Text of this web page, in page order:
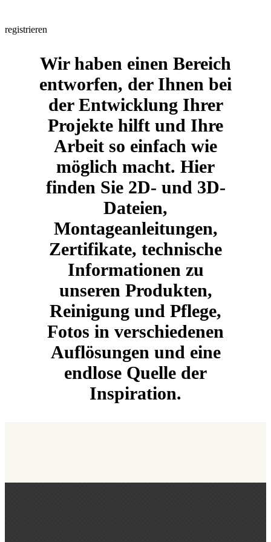
registrieren
Wir haben einen Bereich
entworfen, der Ihnen bei
der Entwicklung Ihrer
Projekte hilft und Ihre
Arbeit so einfach wie
möglich macht. Hier
finden Sie 2D- und 3D-
Dateien,
Montageanleitungen,
Zertifikate, technische
Informationen zu
unseren Produkten,
Reinigung und Pflege,
Fotos in verschiedenen
Auflösungen und eine
endlose Quelle der
Inspiration.